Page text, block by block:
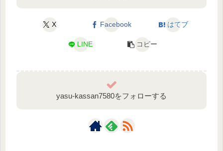
X Facebook はてブ
LINE コピー
yasu-kassan7580をフォローする